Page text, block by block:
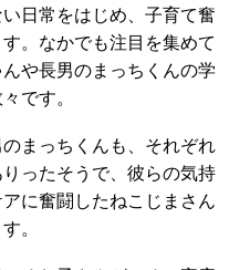
日常をはじめ、子育て奮
。なかでも注目を集めて
や長男のまっちくんの学
です。
まっちくんも、それぞれ
ったそうで、彼らの気持
に奮闘したねこじまさん
。